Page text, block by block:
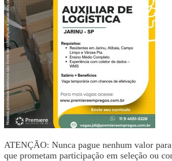
ATENÇÃO: Nunca pague nenhum valor
que prometam participação em seleção ou